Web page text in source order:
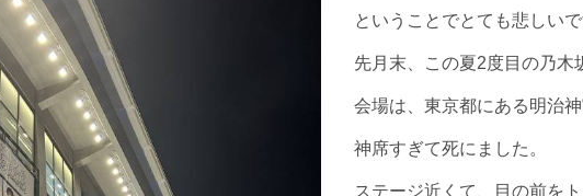
ということでとても悲しい
先月末、この夏2度目の乃木
会場は、東京都にある明治神
神席すぎて死にました。
ステージ近くて、目の前を